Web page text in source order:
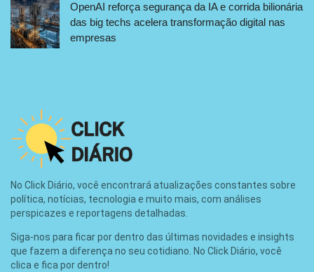
OpenAI reforça segurança da IA e corrida bilionária
das big techs acelera transformação digital nas
empresas
No Click Diário, você encontrará atualizações constantes sobre
política, notícias, tecnologia e muito mais, com análises
perspicazes e reportagens detalhadas.
Siga-nos para ficar por dentro das últimas novidades e insights
que fazem a diferença no seu cotidiano. No Click Diário, você
clica e fica por dentro!